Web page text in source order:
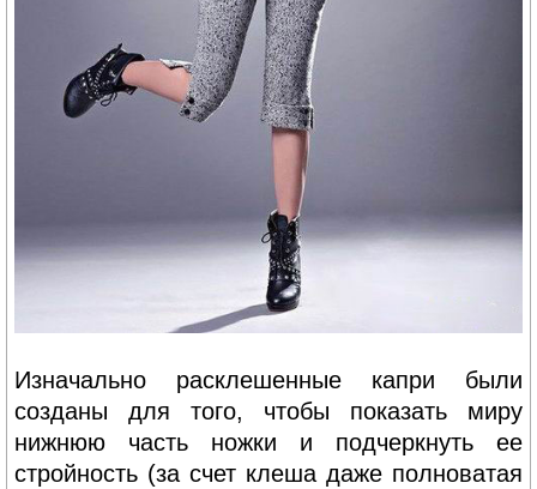
Изначально расклешенные капри были
созданы для того, чтобы показать миру
нижнюю часть ножки и подчеркнуть ее
стройность (за счет клеша даже полноватая